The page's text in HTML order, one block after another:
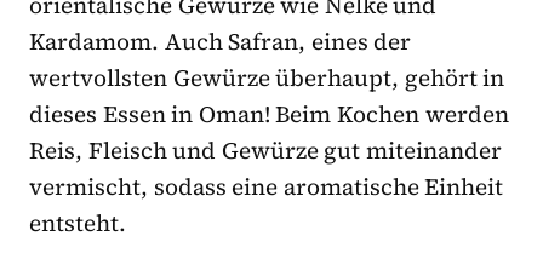
Kardamom. Auch Safran, eines der
wertvollsten Gewürze überhaupt, gehört in
dieses Essen in Oman! Beim Kochen werden
Reis, Fleisch und Gewürze gut miteinander
vermischt, sodass eine aromatische Einheit
entsteht.